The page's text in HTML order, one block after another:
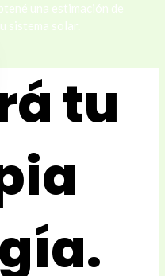
una estimación de
sistema solar.
tu